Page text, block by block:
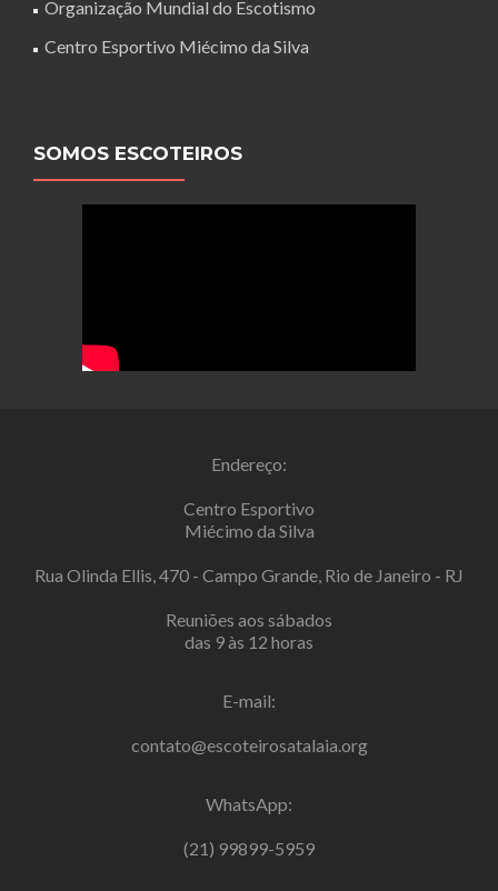
Organização Mundial do Escotismo
Centro Esportivo Miécimo da Silva
SOMOS ESCOTEIROS
Endereço:
Centro Esportivo
Miécimo da Silva
Rua Olinda Ellis, 470 - Campo Grande, Rio de Janeiro - RJ
Reuniões aos sábados
das 9 às 12 horas
E-mail:
contato@escoteirosatalaia.org
WhatsApp:
(21) 99899-5959